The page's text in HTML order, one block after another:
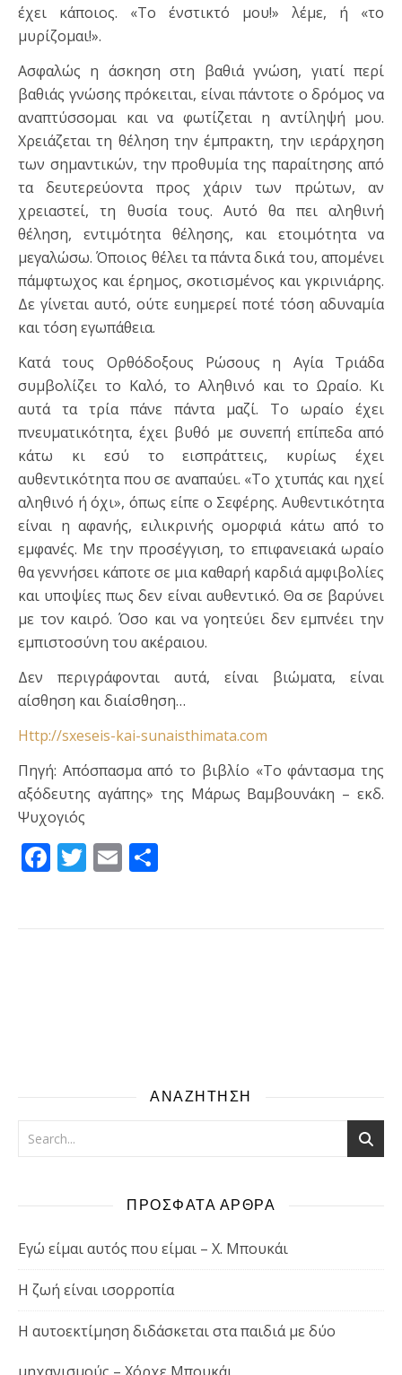
έχει κάποιος. «Το ένστικτό μου!» λέμε, ή «το
μυρίζομαι!».
Ασφαλώς η άσκηση στη βαθιά γνώση, γιατί περί
βαθιάς γνώσης πρόκειται, είναι πάντοτε ο δρόμος να
αναπτύσσομαι και να φωτίζεται η αντίληψή μου.
Χρειάζεται τη θέληση την έμπρακτη, την ιεράρχηση
των σημαντικών, την προθυμία της παραίτησης από
τα δευτερεύοντα προς χάριν των πρώτων, αν
χρειαστεί, τη θυσία τους. Αυτό θα πει αληθινή
θέληση, εντιμότητα θέλησης, και ετοιμότητα να
μεγαλώσω. Όποιος θέλει τα πάντα δικά του, απομένει
πάμφτωχος και έρημος, σκοτισμένος και γκρινιάρης.
Δε γίνεται αυτό, ούτε ευημερεί ποτέ τόση αδυναμία
και τόση εγωπάθεια.
Κατά τους Ορθόδοξους Ρώσους η Αγία Τριάδα
συμβολίζει το Καλό, το Αληθινό και το Ωραίο. Κι
αυτά τα τρία πάνε πάντα μαζί. Το ωραίο έχει
πνευματικότητα, έχει βυθό με συνεπή επίπεδα από
κάτω κι εσύ το εισπράττεις, κυρίως έχει
αυθεντικότητα που σε αναπαύει. «Το χτυπάς και ηχεί
αληθινό ή όχι», όπως είπε ο Σεφέρης. Αυθεντικότητα
είναι η αφανής, ειλικρινής ομορφιά κάτω από το
εμφανές. Με την προσέγγιση, το επιφανειακά ωραίο
θα γεννήσει κάποτε σε μια καθαρή καρδιά αμφιβολίες
και υποψίες πως δεν είναι αυθεντικό. Θα σε βαρύνει
με τον καιρό. Όσο και να γοητεύει δεν εμπνέει την
εμπιστοσύνη του ακέραιου.
Δεν περιγράφονται αυτά, είναι βιώματα, είναι
αίσθηση και διαίσθηση…
Http://sxeseis-kai-sunaisthimata.com
Πηγή: Απόσπασμα από το βιβλίο «Το φάντασμα της
αξόδευτης αγάπης» της Μάρως Βαμβουνάκη – εκδ.
Ψυχογιός
Facebook
Twitter
Email
ΑΝΑΖΗΤΗΣΗ
ΠΡΟΣΦΑΤΑ ΑΡΘΡΑ
Εγώ είμαι αυτός που είμαι – Χ. Μπουκάι
Η ζωή είναι ισορροπία
Η αυτοεκτίμηση διδάσκεται στα παιδιά με δύο